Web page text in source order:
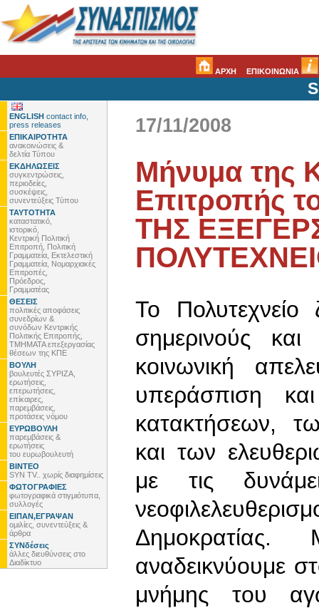
ΑΡΧΗ ΕΠΙΚΟΙΝΩΝΙΑ
ENGLISH contact info,
press releases
ΕΠΙΚΑΙΡΟΤΗΤΑ
ανακοινώσεις &
δελτία Τύπου
ΕΚΔΗΛΩΣΕΙΣ
συγκεντρώσεις,
περιοδείες,
συσκέψεις,
συνεντεύξεις Τύπου
ΤΑΥΤΟΤΗΤΑ
καταστατικό,
ιστορικό,
Κεντρική Πολιτική
Επιτροπή, Πολιτική
Γραμματεία, Εκτελεστική
Γραμματεία, Νομαρχιακές
Επιτροπές,
Πρόεδρος,
Γραμματέας
ΘΕΣΕΙΣ
πολιτικές αποφάσεις
συνεδρίων &
συνόδων Κεντρικής
Πολιτικής Επιτροπής,
ΤΜΗΜΑΤΑ επεξεργασίας
θέσεων της ΚΠΕ
ΒΟΥΛΗ
βουλευτές ΣΥΡΙΖΑ,
ερωτήσεις,
επερωτήσεις,
επίκαιρες,
παρεμβάσεις,
προτάσεις νόμου
ΕΥΡΩΒΟΥΛΗ
παρεμβάσεις &
ερωτήσεις
του ευρωβουλευτή
ΒΙΝΤΕΟ
SYN TV.. χωρίς διαφημίσεις
ΦΩΤΟΓΡΑΦΙΕΣ
φωτογραφικά στιγμιότυπα,
συλλογές
ΕΙΠΑΝ,ΕΓΡΑΨΑΝ
ομιλίες, συνεντεύξεις &
άρθρα
ΣΥΝδέσεις
άλλες διευθύνσεις στο
Διαδίκτυο
17/11/2008
Μήνυμα της
Επιτροπής
ΤΗΣ
Το
σημερινούς
κοινωνική
υπεράσπιση
κατακτήσεων,
και των
με τις
αναδεικνύουμε
μνήμης του